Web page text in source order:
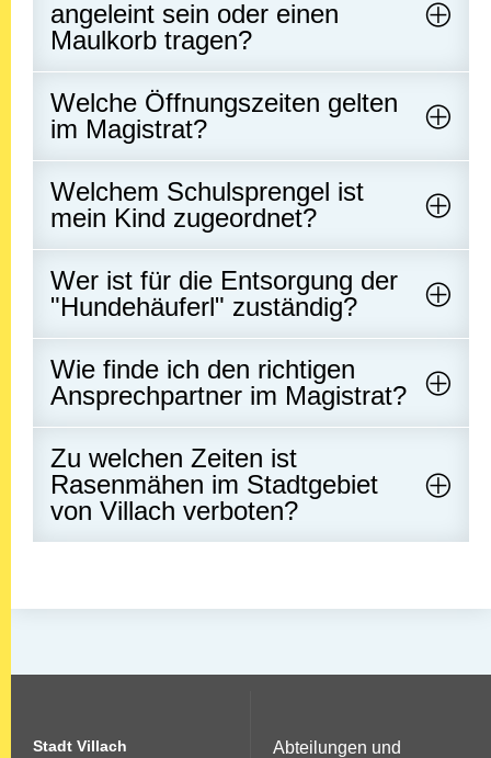
angeleint sein oder einen
Maulkorb tragen?
Welche Öffnungszeiten gelten
im Magistrat?
Welchem Schulsprengel ist
mein Kind zugeordnet?
Wer ist für die Entsorgung der
"Hundehäuferl" zuständig?
Wie finde ich den richtigen
Ansprechpartner im Magistrat?
Zu welchen Zeiten ist
Rasenmähen im Stadtgebiet
von Villach verboten?
Stadt Villach
Abteilungen und